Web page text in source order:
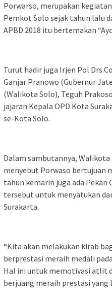
Porwarso, merupakan
Pemkot Solo sejak tahun lalu
APBD 2018 itu bertemakan
Turut hadir juga Irjen Pol
Ganjar Pranowo (Gubernur
(Walikota Solo), Teguh
jajaran Kepala OPD Kota
se-Kota Solo.
Dalam sambutannya, Walikota
menyebut Porwaso bertujuan
tahun kemarin juga ada Pekan
tersebut untuk menyatukan
Surakarta.
“Kita akan melakukan kirab
berprestasi meraih medali
Hal ini untuk memotivasi atlit
berjuang meraih prestasi yang